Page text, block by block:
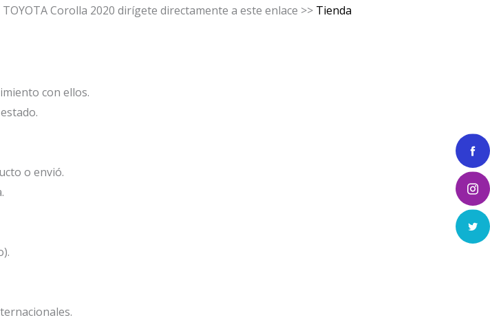
Corolla 2020 dirígete directamente a este enlace >> Tienda
con ellos.
o envió.